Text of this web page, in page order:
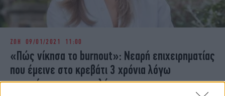
ΖΩΗ 09/01/2021 11:00
«Πώς νίκησα το burnout»: Νεαρή επιχειρηματίας
που έμεινε στο κρεβάτι 3 χρόνια λόγω
υπερκόπωσης, αποκαλύπτει